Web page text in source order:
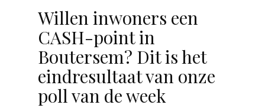
Willen inwoners een
CASH-point in
Boutersem? Dit is het
eindresultaat van onze
poll van de week